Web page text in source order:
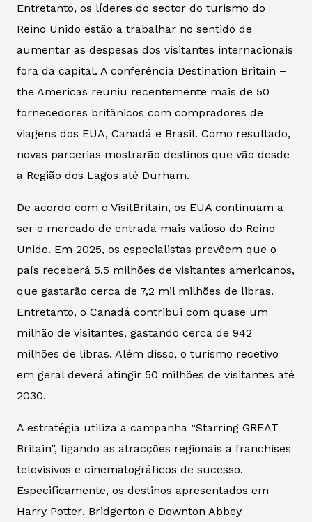
Entretanto, os líderes do sector do turismo do
Reino Unido estão a trabalhar no sentido de
aumentar as despesas dos visitantes internacionais
fora da capital. A conferência Destination Britain –
the Americas reuniu recentemente mais de 50
fornecedores britânicos com compradores de
viagens dos EUA, Canadá e Brasil. Como resultado,
novas parcerias mostrarão destinos que vão desde
a Região dos Lagos até Durham.
De acordo com o VisitBritain, os EUA continuam a
ser o mercado de entrada mais valioso do Reino
Unido. Em 2025, os especialistas prevêem que o
país receberá 5,5 milhões de visitantes americanos,
que gastarão cerca de 7,2 mil milhões de libras.
Entretanto, o Canadá contribui com quase um
milhão de visitantes, gastando cerca de 942
milhões de libras. Além disso, o turismo recetivo
em geral deverá atingir 50 milhões de visitantes até
2030.
A estratégia utiliza a campanha “Starring GREAT
Britain”, ligando as atracções regionais a franchises
televisivos e cinematográficos de sucesso.
Especificamente, os destinos apresentados em
Harry Potter, Bridgerton e Downton Abbey